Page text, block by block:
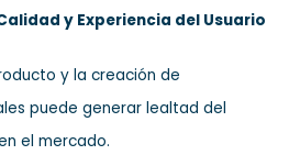
y Experiencia del Usuario
y la creación de
puede generar lealtad del
el mercado.